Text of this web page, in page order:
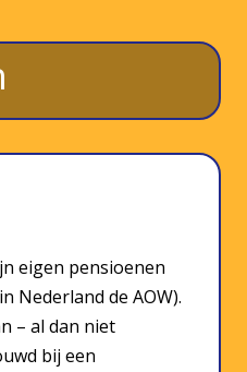
eigen pensioenen
Nederland de AOW).
– al dan niet
bij een